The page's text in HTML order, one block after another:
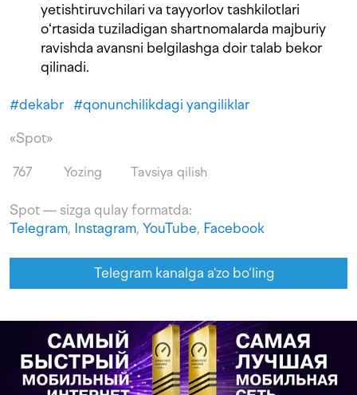
yetishtiruvchilari va tayyorlov tashkilotlari
oʻrtasida tuziladigan shartnomalarda majburiy
ravishda avansni belgilashga doir talab bekor
qilinadi.
#dekabr #qonunchilikdagi yangiliklar
«Spot»
767 Yozing Tavsiya qilish
Spot — sizga qulay formatda:
Telegram, Instagram, YouTube, Facebook
Telegram kanalga a'zo bo‘ling